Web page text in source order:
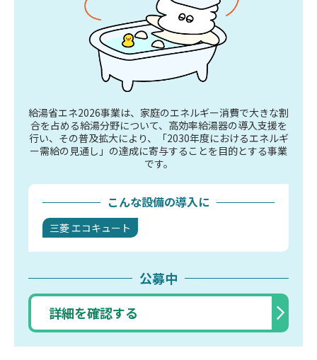
給湯省エネ2026事業は、家庭のエネルギー消費で大きな割
合を占める給湯分野について、高効率給湯器の導入支援を
行い、その普及拡大により、「2030年度におけるエネルギ
ー需給の見通し」の達成に寄与することを目的とする事業
です。
こんな設備の導入に
三菱 エコキュート
公募中
詳細を確認する